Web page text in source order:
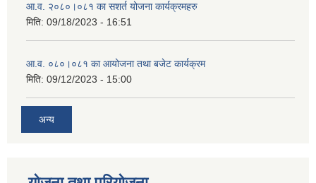
आ.व. २०८०।०८१ का सशर्त योजना कार्यक्रमहरु
मिति: 09/18/2023 - 16:51
आ.व. ०८०।०८१ का आयोजना तथा बजेट कार्यक्रम
मिति: 09/12/2023 - 15:00
अन्य